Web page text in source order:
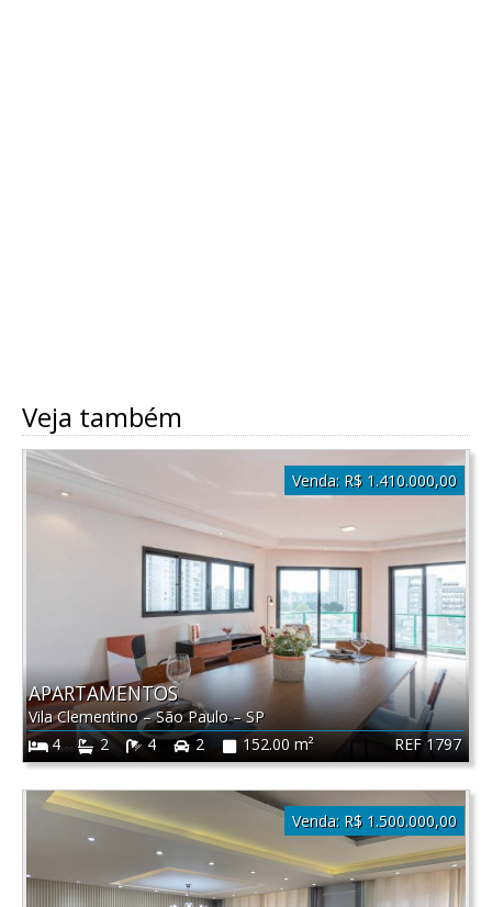
Veja também
REF 1797
APARTAMENTOS
Vila Clementino–São Paulo–SP
4
2 4 2 152.00 m²
Venda: R$ 1.410.000,00
Venda: R$ 1.500.000,00